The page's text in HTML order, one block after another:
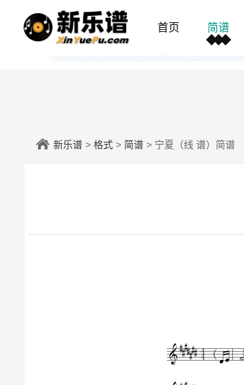
首页 简谱
新乐谱 > 格式 > 简谱 > 宁夏（线 谱）简谱